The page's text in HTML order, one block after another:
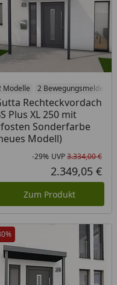
ProzentPreis
Preis
Modelle 2 Bewegungsmelder
Rechteckvordach
Plus XL 250 mit
Sonderfarbe
Modell)
-29% UVP3.334,00 €
2.349,05 €
Zum Produkt